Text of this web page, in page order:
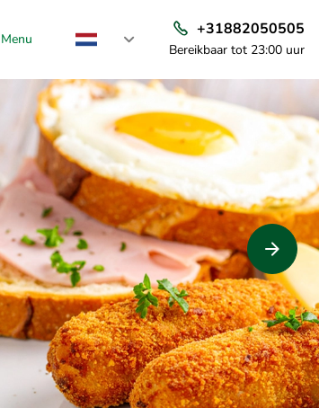
Menu
+31882050505
Bereikbaar tot 23:00 uur